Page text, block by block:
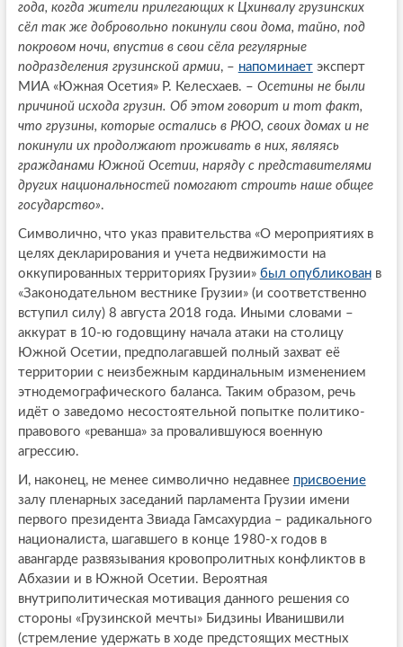
года, когда жители прилегающих к Цхинвалу грузинских
сёл так же добровольно покинули свои дома, тайно, под
покровом ночи, впустив в свои сёла регулярные
подразделения грузинской армии, – напоминаетэксперт
МИА «Южная Осетия» Р. Келесхаев. – Осетины не были
причиной исхода грузин. Об этом говорит и тот факт,
что грузины, которые остались в РЮО, своих домах и не
покинули их продолжают проживать в них, являясь
гражданами Южной Осетии, наряду с представителями
других национальностей помогают строить наше общее
государство».
Символично, что указ правительства «О мероприятиях в
целях декларирования и учета недвижимости на
оккупированных территориях Грузии» был опубликованв
«Законодательном вестнике Грузии» (и соответственно
вступил силу) 8 августа 2018 года. Иными словами –
аккурат в 10-ю годовщину начала атаки на столицу
Южной Осетии, предполагавшей полный захват её
территории с неизбежным кардинальным изменением
этнодемографического баланса. Таким образом, речь
идёт о заведомо несостоятельной попытке политико-
правового «реванша» за провалившуюся военную
агрессию.
И, наконец, не менее символично недавнее присвоение
залу пленарных заседаний парламента Грузии имени
первого президента Звиада Гамсахурдиа – радикального
националиста, шагавшего в конце 1980-х годов в
авангарде развязывания кровопролитных конфликтов в
Абхазии и в Южной Осетии. Вероятная
внутриполитическая мотивация данного решения со
стороны «Грузинской мечты» Бидзины Иванишвили
(стремление удержать в ходе предстоящих местных